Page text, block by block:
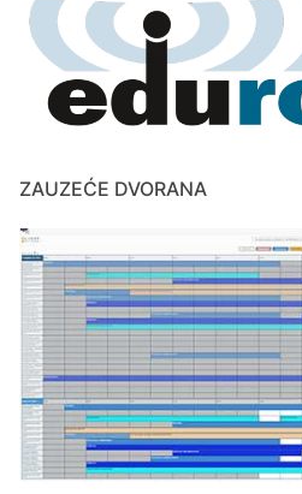
ZAUZEĆE DVORANA